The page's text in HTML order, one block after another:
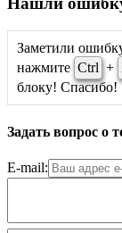
Заметили
нажмите Ctrl +
блоку! Спасибо!
Задать вопрос о
E-mail: